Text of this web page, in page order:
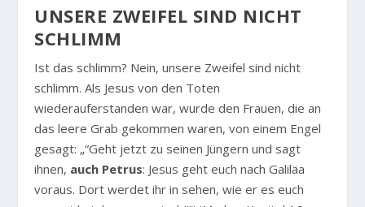
UNSERE ZWEIFEL SIND NICHT
SCHLIMM
Ist das schlimm? Nein, unsere Zweifel sind nicht
schlimm. Als Jesus von den Toten
wiederauferstanden war, wurde den Frauen, die an
das leere Grab gekommen waren, von einem Engel
gesagt: „“Geht jetzt zu seinen Jüngern und sagt
ihnen, auch Petrus: Jesus geht euch nach Galiläa
voraus. Dort werdet ihr in sehen, wie er es euch